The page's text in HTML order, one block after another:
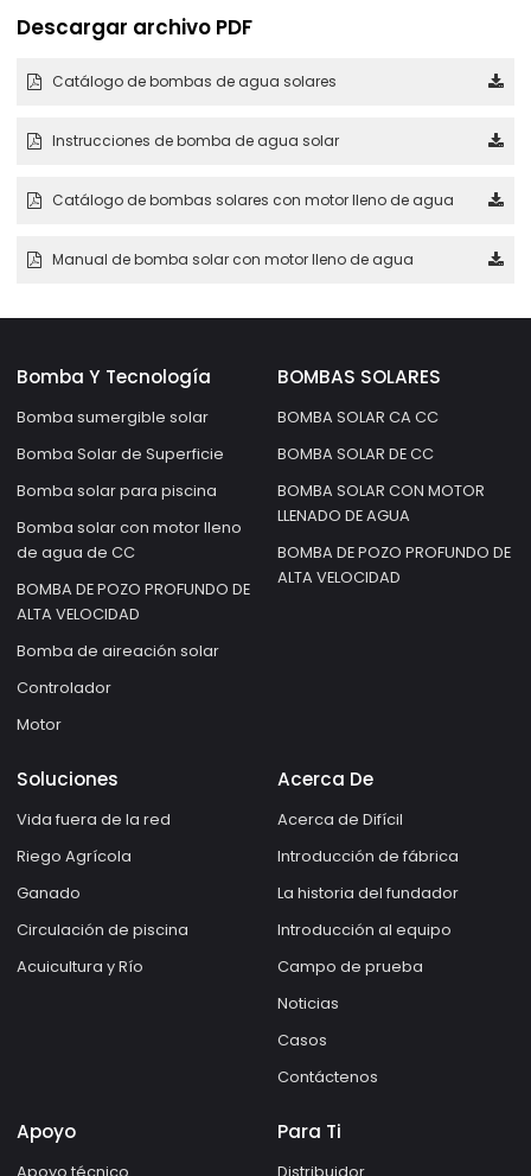
Descargar archivo PDF
Catálogo de bombas de agua solares
Instrucciones de bomba de agua solar
Catálogo de bombas solares con motor lleno de agua
Manual de bomba solar con motor lleno de agua
Bomba Y Tecnología
Bomba sumergible solar
Bomba Solar de Superficie
Bomba solar para piscina
Bomba solar con motor lleno
de agua de CC
BOMBA DE POZO PROFUNDO DE
ALTA VELOCIDAD
Bomba de aireación solar
Controlador
Motor
BOMBAS SOLARES
BOMBA SOLAR CA CC
BOMBA SOLAR DE CC
BOMBA SOLAR CON MOTOR
LLENADO DE AGUA
BOMBA DE POZO PROFUNDO DE
ALTA VELOCIDAD
Soluciones
Vida fuera de la red
Riego Agrícola
Ganado
Circulación de piscina
Acuicultura y Río
Acerca De
Acerca de Difícil
Introducción de fábrica
La historia del fundador
Introducción al equipo
Campo de prueba
Noticias
Casos
Contáctenos
Apoyo Para Ti